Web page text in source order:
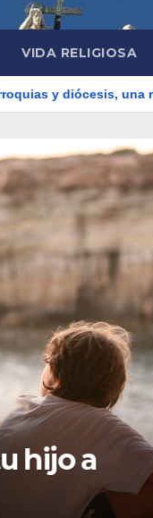
VIDA RELIGIOSA
una realidad ya
a